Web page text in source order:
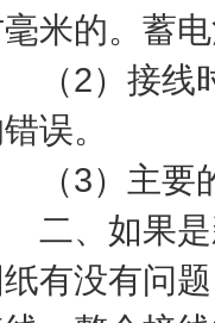
米的。蓄
2）接线时
误。
3）主要的
、如果是
纸有没有问